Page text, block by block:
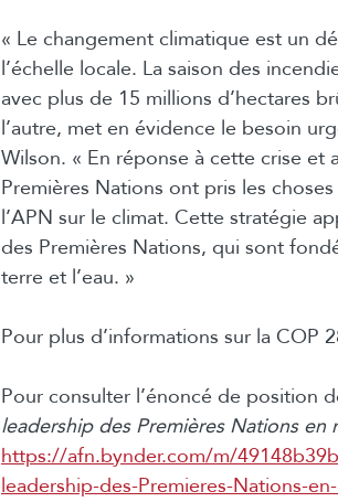
« Le changement climatique est un
l’échelle locale. La saison des
avec plus de 15 millions d’hectares
l’autre, met en évidence le besoin
Wilson. « En réponse à cette crise et
Premières Nations ont pris les
l’APN sur le climat. Cette stratégie
des Premières Nations, qui sont
terre et l’eau. »
Pour plus d’informations sur la COP
Pour consulter l’énoncé de position
leadership des Premières Nations en
https://afn.bynder.com/m/
leadership-des-Premieres-Nations-